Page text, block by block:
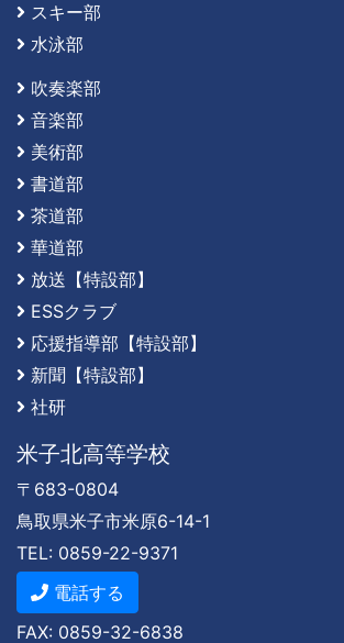
スキー部
水泳部
吹奏楽部
音楽部
美術部
書道部
茶道部
華道部
放送【特設部】
ESSクラブ
応援指導部【特設部】
新聞【特設部】
社研
米子北高等学校
〒683-0804
鳥取県米子市米原6-14-1
TEL: 0859-22-9371
電話する
FAX: 0859-32-6838